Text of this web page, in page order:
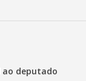
deputado